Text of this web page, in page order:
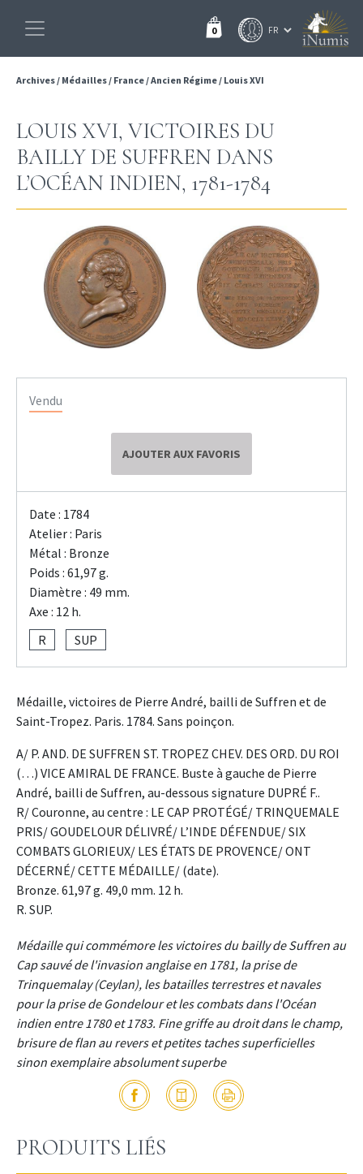
0
Archives/ Médailles/ France/Ancien Régime/ Louis XVI
LOUIS XVI, VICTOIRES DU
BAILLY DE SUFFREN DANS
L’OCÉAN INDIEN, 1781-1784
Vendu
AJOUTER AUX FAVORIS
Date : 1784
Atelier : Paris
Métal : Bronze
Poids : 61,97 g.
Diamètre : 49 mm.
Axe : 12 h.
R
SUP
Médaille, victoires de Pierre André, bailli de Suffren et de
Saint-Tropez. Paris. 1784. Sans poinçon.
A/ P. AND. DE SUFFREN ST. TROPEZ CHEV. DES ORD. DU ROI
(…) VICE AMIRAL DE FRANCE. Buste à gauche de Pierre
André, bailli de Suffren, au-dessous signature DUPRÉ F..
R/ Couronne, au centre : LE CAP PROTÉGÉ/ TRINQUEMALE
PRIS/ GOUDELOUR DÉLIVRÉ/ L’INDE DÉFENDUE/ SIX
COMBATS GLORIEUX/ LES ÉTATS DE PROVENCE/ ONT
DÉCERNÉ/ CETTE MÉDAILLE/ (date).
Bronze. 61,97 g. 49,0 mm. 12 h.
R. SUP.
Médaille qui commémore les victoires du bailly de Suffren au
Cap sauvé de l'invasion anglaise en 1781, la prise de
Trinquemalay (Ceylan), les batailles terrestres et navales
pour la prise de Gondelour et les combats dans l'Océan
indien entre 1780 et 1783. Fine griffe au droit dans le champ,
brisure de flan au revers et petites taches superficielles
sinon exemplaire absolument superbe
PRODUITS LIÉS